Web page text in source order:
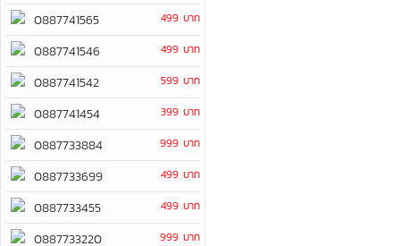
0887741565 499 บาท
0887741546 499 บาท
0887741542 599 บาท
0887741454 399 บาท
0887733884 999 บาท
0887733699 499 บาท
0887733455 499 บาท
0887733220 999 บาท